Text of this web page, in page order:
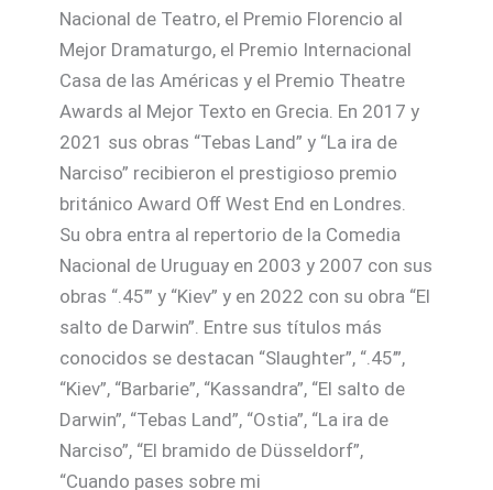
Nacional de Teatro, el Premio Florencio al
Mejor Dramaturgo, el Premio Internacional
Casa de las Américas y el Premio Theatre
Awards al Mejor Texto en Grecia. En 2017 y
2021 sus obras “Tebas Land” y “La ira de
Narciso” recibieron el prestigioso premio
británico Award Oﬀ West End en Londres.
Su obra entra al repertorio de la Comedia
Nacional de Uruguay en 2003 y 2007 con sus
obras “.45’” y “Kiev” y en 2022 con su obra “El
salto de Darwin”. Entre sus títulos más
conocidos se destacan “Slaughter”, “.45’”,
“Kiev”, “Barbarie”, “Kassandra”, “El salto de
Darwin”, “Tebas Land”, “Ostia”, “La ira de
Narciso”, “El bramido de Düsseldorf”,
“Cuando pases sobre mi